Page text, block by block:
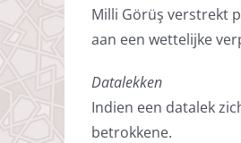
Milli Görüş verstrekt
aan een wettelijke
Datalekken
Indien een datalek
betrokkene.